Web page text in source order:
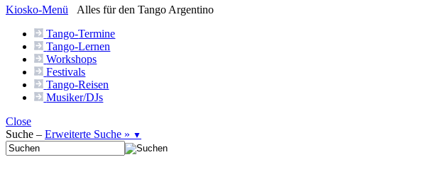
Kiosko-Menü
Alles für den Tango Argentino
Tango-Termine
Tango-Lernen
Workshops
Festivals
Tango-Reisen
Musiker/DJs
Close
Suche – Erweiterte Suche » ▼